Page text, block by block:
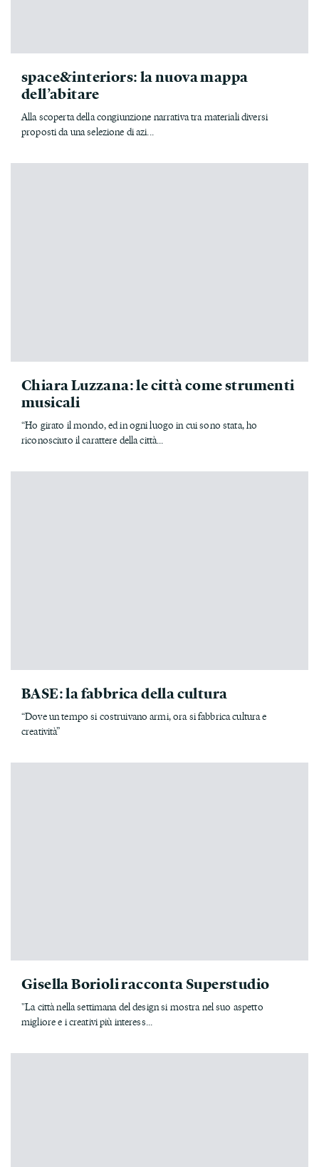
space&interiors: la nuova mappa
dell’abitare
Alla scoperta della congiunzione narrativa tra materiali diversi
proposti da una selezione di azi...
Chiara Luzzana: le città come strumenti
musicali
“Ho girato il mondo, ed in ogni luogo in cui sono stata, ho
riconosciuto il carattere della città...
BASE: la fabbrica della cultura
“Dove un tempo si costruivano armi, ora si fabbrica cultura e
creatività”
Gisella Borioli racconta Superstudio
"La città nella settimana del design si mostra nel suo aspetto
migliore e i creativi più interess...